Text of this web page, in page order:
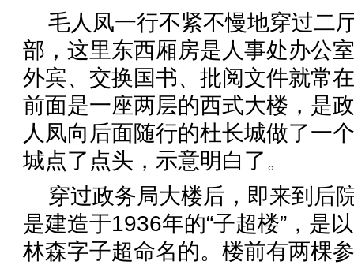
毛人凤一行不紧不慢地穿过二
部，这里东西厢房是人事处办公
外宾、交换国书、批阅文件就常
前面是一座两层的西式大楼，是
人凤向后面随行的杜长城做了一
城点了点头，示意明白了。
穿过政务局大楼后，即来到后
是建造于1936年的“子超楼”，是
林森字子超命名的。楼前有两棵